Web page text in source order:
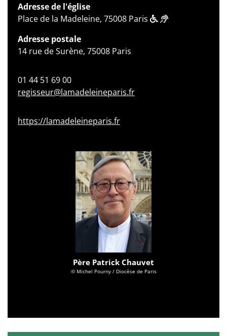
Adresse de l'église
Place de la Madeleine, 75008 Paris
Adresse postale
14 rue de Surène, 75008 Paris
01 44 51 69 00
regisseur@lamadeleineparis.fr
https://lamadeleineparis.fr
Père Patrick Chauvet
© Michel Pourny / Diocèse de Paris